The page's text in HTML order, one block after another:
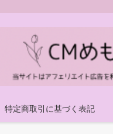
特定商取引に基づく表記